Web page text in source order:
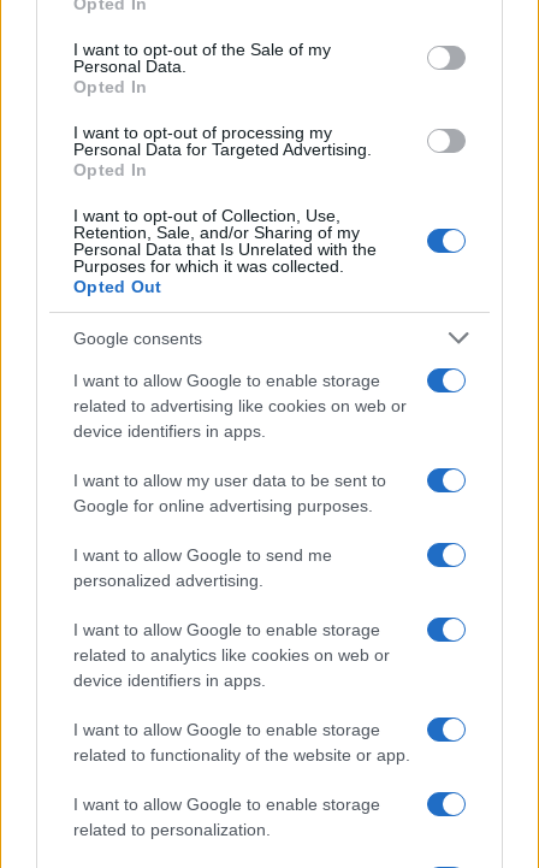
use your data for below specified purposes in below Google
consent section.
I want to opt-out of the Sale of my
Personal Data.
Opted In
I want to opt-out of processing my
Personal Data for Targeted Advertising.
Opted In
I want to opt-out of Collection, Use,
Retention, Sale, and/or Sharing of my
Personal Data that Is Unrelated with the
Purposes for which it was collected.
Opted Out
Google consents
I want to allow Google to enable storage
related to advertising like cookies on web or
device identifiers in apps.
I want to allow my user data to be sent to
Google for online advertising purposes.
I want to allow Google to send me
personalized advertising.
I want to allow Google to enable storage
related to analytics like cookies on web or
device identifiers in apps.
I want to allow Google to enable storage
related to functionality of the website or app.
I want to allow Google to enable storage
related to personalization.
POTREBBE INTERESSARTI
Christmas World a Roma, la
natalizio più grande d’Europa
4 anni fa
l’autovelox. Multe per chi supera
il limite. Dal 30 marzo
3 anni fa
ARTICOLI CORRELATI
Christmas World a Roma, la Capitale ospiterà il
Alla Galleria Giovanni XXIII arriva l’autovelox. Multe
per chi supera il limite. Dal 30 marzo